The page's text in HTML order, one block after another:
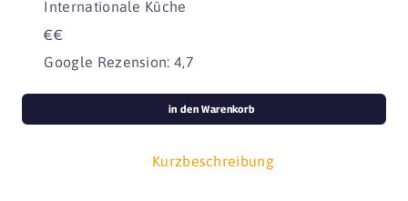
Internationale Küche
€€
Google Rezension: 4,7
Kurzbeschreibung
in den Warenkorb